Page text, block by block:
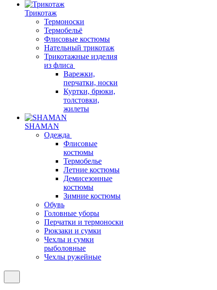
Трикотаж
Термоноски
Термобельё
Флисовые костюмы
Нательный трикотаж
Трикотажные изделия
из флиса
Варежки,
перчатки, носки
Куртки, брюки,
толстовки,
жилеты
SHAMAN
Одежда
Флисовые
костюмы
Термобелье
Летние костюмы
Демисезонные
костюмы
Зимние костюмы
Обувь
Головные уборы
Перчатки и термоноски
Рюкзаки и сумки
Чехлы и сумки
рыболовные
Чехлы ружейные